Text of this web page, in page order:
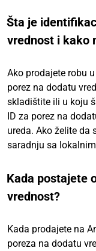
Šta je
vrednost i kako
Ako prodajete robu
porez na dodatu
skladištite ili u koju
ID za porez na
ureda. Ako želite da
saradnju sa
Kada postajete
vrednost?
Kada prodajete na
poreza na dodatu